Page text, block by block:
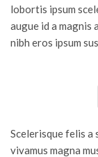
lobortis ipsum
augue id a magnis
nibh eros ipsum
Scelerisque felis a
vivamus magna